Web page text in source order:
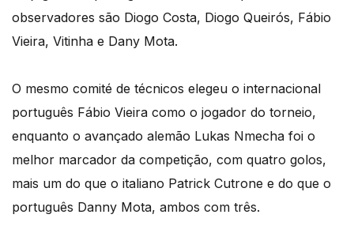
observadores são Diogo Costa, Diogo Queirós, Fábio
Vieira, Vitinha e Dany Mota.
O mesmo comité de técnicos elegeu o internacional
português Fábio Vieira como o jogador do torneio,
enquanto o avançado alemão Lukas Nmecha foi o
melhor marcador da competição, com quatro golos,
mais um do que o italiano Patrick Cutrone e do que o
português Danny Mota, ambos com três.